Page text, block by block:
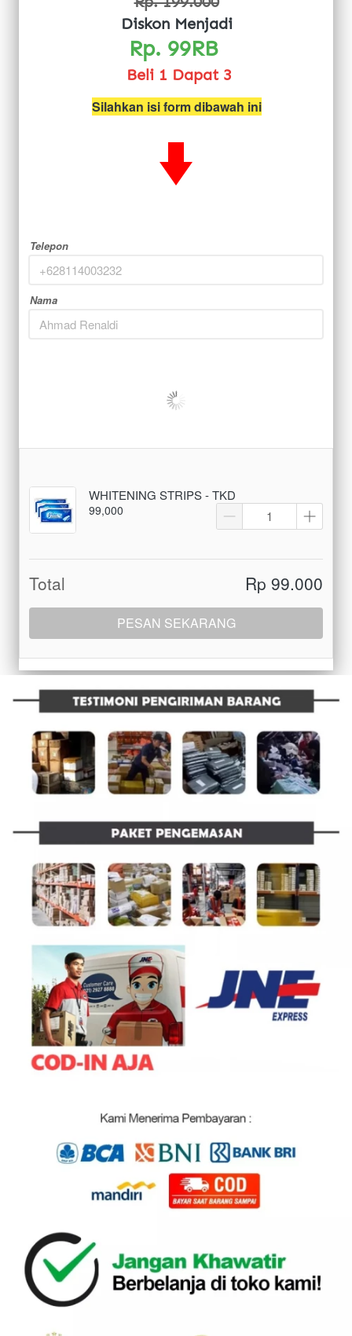
Diskon Menjadi
Rp. 99RB
Beli 1 Dapat 3
Silahkan isi form dibawah ini
Telepon
Nama
WHITENING STRIPS - TKD
99,000
Total Rp 99.000
`PESAN SEKARANG